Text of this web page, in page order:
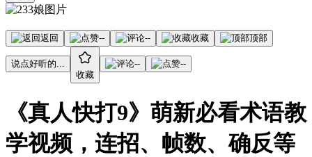
返回 -- -- 收藏 顶部
说点好听的...
收藏
-- --
《真人快打9》萌新必看术语教
学视频，连招、帧数、确反等